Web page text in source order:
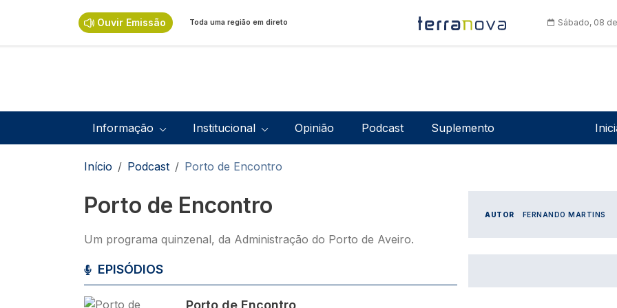
Ouvir Emissão Toda uma região em direto Sábado, 08
Navegação principal
Informação Institucional Opinião Podcast Suplemento
Navegação estrutural
Início Podcast Porto de Encontro
Porto de Encontro
Um programa quinzenal, da Administração do Porto de Aveiro.
EPISÓDIOS
Imagem Porto de Encontro
AUTOR FERNANDO MARTINS